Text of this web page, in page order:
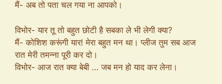
मैं- अब तो पता चल गया ना आपको।
विभोर- यार तू तो बहुत छोटी है सबका ले भी लेगी क्या?
मैं- कोशिश करूंगी यार! मेरा बहुत मन था। प्लीज तुम सब आज
रात मेरी तमन्ना पूरी कर दो।
विभोर- आज रात क्या बेबी … जब मन हो याद कर लेना।